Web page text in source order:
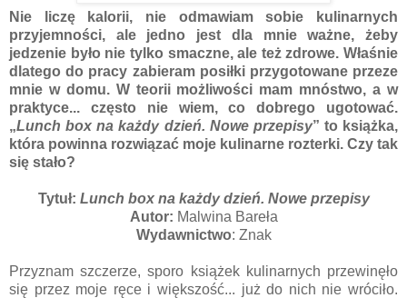
Nie liczę kalorii, nie odmawiam sobie kulinarnych
przyjemności, ale jedno jest dla mnie ważne, żeby
jedzenie było nie tylko smaczne, ale też zdrowe. Właśnie
dlatego do pracy zabieram posiłki przygotowane przeze
mnie w domu. W teorii możliwości mam mnóstwo, a w
praktyce... często nie wiem, co dobrego ugotować.
„Lunch box na każdy dzień. Nowe przepisy” to książka,
która powinna rozwiązać moje kulinarne rozterki. Czy tak
się stało?
Tytuł: Lunch box na każdy dzień. Nowe przepisy
Autor: Malwina Bareła
Wydawnictwo: Znak
Przyznam szczerze, sporo książek kulinarnych przewinęło
się przez moje ręce i większość... już do nich nie wróciło.